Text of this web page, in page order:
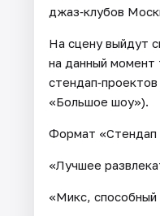
джаз‑клубов
На сцену выйдут
на данный момент
«Большое шоу»).
Формат «Стендап
«Лучшее
«Микс,